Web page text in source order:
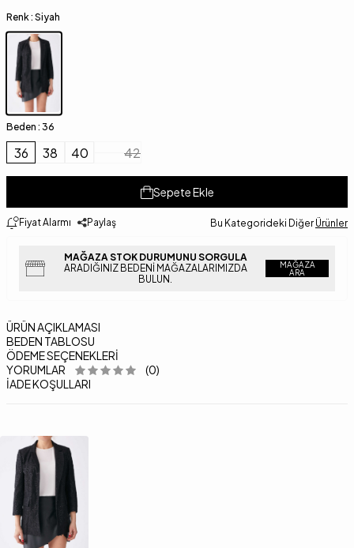
Renk : Siyah
Beden : 36
36 38 40 42
Sepete Ekle
Fiyat Alarmı Paylaş Bu Kategorideki Diğer Ürünler
MAĞAZA STOK DURUMUNU SORGULA
ARADIĞINIZ BEDENI MAĞAZALARIMIZDA
BULUN.
MAĞAZA
ARA
ÜRÜN AÇIKLAMASI
BEDEN TABLOSU
ÖDEME SEÇENEKLERI
YORUMLAR
(0)
İADE KOŞULLARI